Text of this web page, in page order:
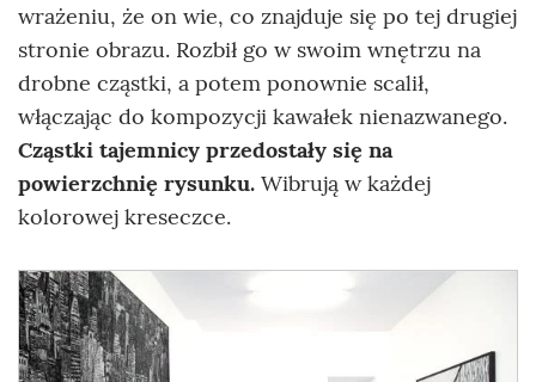
wrażeniu, że on wie, co znajduje się po tej drugiej
stronie obrazu. Rozbił go w swoim wnętrzu na
drobne cząstki, a potem ponownie scalił,
włączając do kompozycji kawałek nienazwanego.
Cząstki tajemnicy przedostały się na
powierzchnię rysunku. Wibrują w każdej
kolorowej kreseczce.